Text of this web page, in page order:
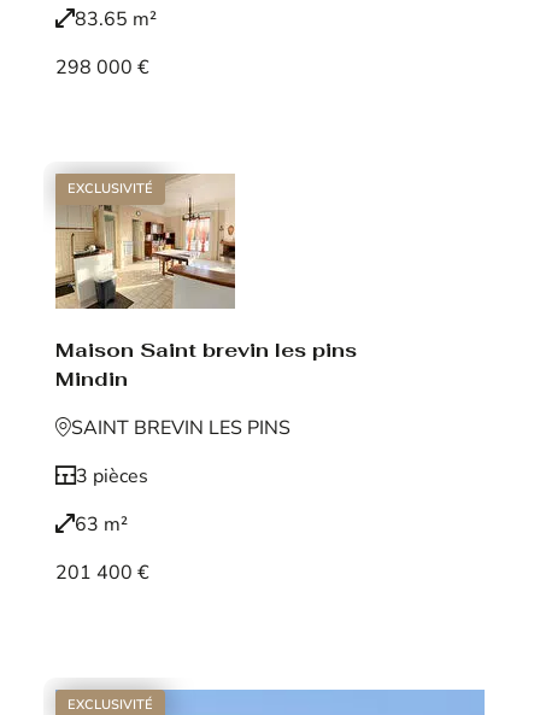
83.65 m²
298 000 €
EXCLUSIVITÉ
Maison Saint brevin les pins
Mindin
SAINT BREVIN LES PINS
3 pièces
63 m²
201 400 €
EXCLUSIVITÉ